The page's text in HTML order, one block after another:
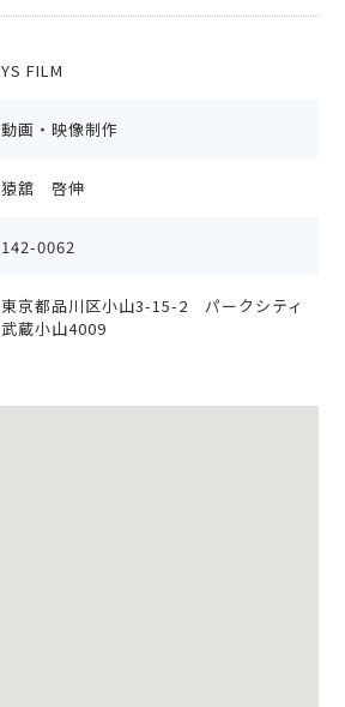
YS FILM
動画・映像制作
猿舘 啓伸
142-0062
東京都品川区小山3-15-2 パークシティ
武蔵小山4009